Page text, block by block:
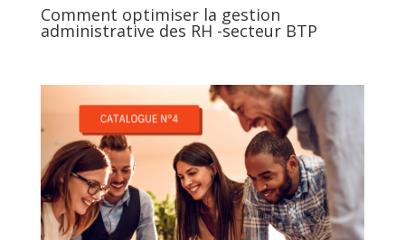
Comment optimiser la gestion
administrative des RH -secteur BTP